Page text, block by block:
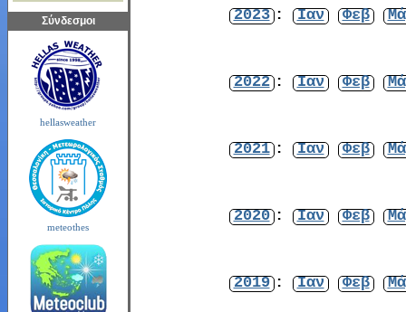
Σύνδεσμοι
hellasweather
meteothes
2023 : Ιαν Φεβ
2022 : Ιαν Φεβ
2021 : Ιαν Φεβ
2020 : Ιαν Φεβ
2019 : Ιαν Φεβ